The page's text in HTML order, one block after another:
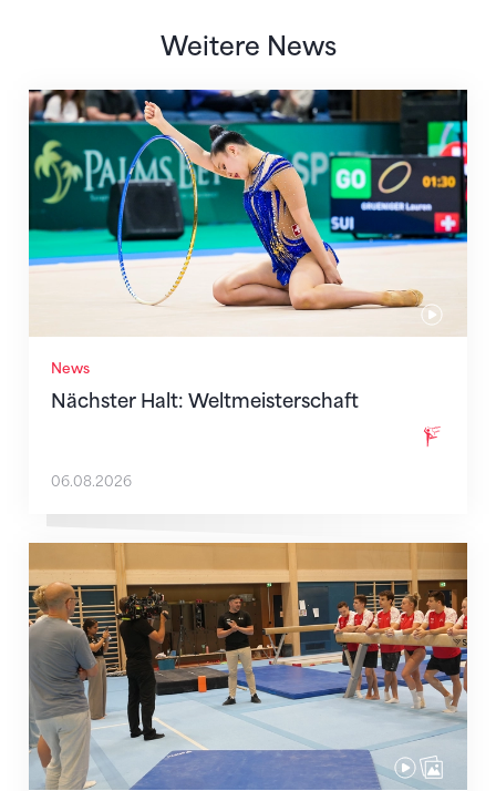
Weitere News
News
Nächster Halt: Weltmeisterschaft
Nächster Halt: Weltmeisterschaft
06.08.2026
Mit klaren Zielen nach Zagreb